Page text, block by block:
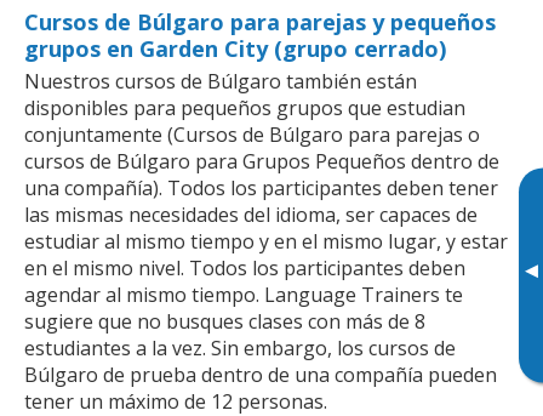
▸
Cursos de Búlgaro para parejas y pequeños
grupos en Garden City (grupo cerrado)
Nuestros cursos de Búlgaro también están
disponibles para pequeños grupos que estudian
conjuntamente (Cursos de Búlgaro para parejas o
cursos de Búlgaro para Grupos Pequeños dentro de
una compañía). Todos los participantes deben tener
las mismas necesidades del idioma, ser capaces de
estudiar al mismo tiempo y en el mismo lugar, y estar
en el mismo nivel. Todos los participantes deben
agendar al mismo tiempo. Language Trainers te
sugiere que no busques clases con más de 8
estudiantes a la vez. Sin embargo, los cursos de
Búlgaro de prueba dentro de una compañía pueden
tener un máximo de 12 personas.